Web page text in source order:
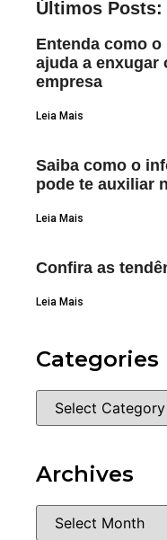
Últimos Posts:
Entenda como
ajuda a enxugar
empresa
Leia Mais
Saiba como o
pode te auxiliar
Leia Mais
Confira as
Leia Mais
Categories
Archives